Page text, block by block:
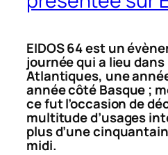
EIDOS 64 est un
journée qui a lieu
Atlantiques, une
année côté Basque ;
ce fut l’occasion de
multitude d’usages
plus d’une
midi.